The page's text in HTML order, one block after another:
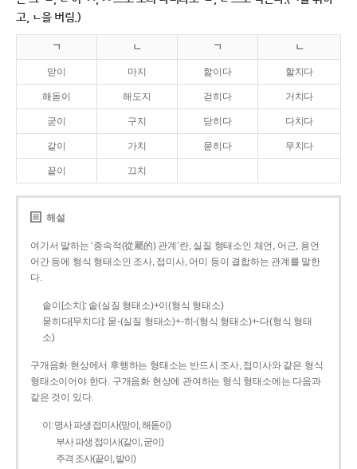
고, ㄴ을 버림.)
ㄱ ㄴ ㄱ ㄴ
맏이 마지 핥이다 할치다
해돋이 해도지 걷히다 거치다
굳이 구지 닫히다 다치다
같이 가치 묻히다 무치다
끝이 끄치
해설
여기서 말하는 ‘종속적(從屬的) 관계’란, 실질 형태소인 체언, 어근, 용언
어간 등에 형식 형태소인 조사, 접미사, 어미 등이 결합하는 관계를 말한
다.
솥이[소치]: 솥(실질 형태소)+이(형식 형태소)
묻히다[무치다]: 묻­-(실질 형태소)+­-히­-(형식 형태소)+-다(형식 형태
소)
구개음화 현상에서 후행하는 형태소는 반드시 조사, 접미사와 같은 형식
형태소이어야 한다. 구개음화 현상에 관여하는 형식 형태소에는 다음과
같은 것이 있다.
이: 명사 파생 접미사(맏이, 해돋이)
부사 파생 접미사(같이, 굳이)
주격 조사(끝이, 밭이)